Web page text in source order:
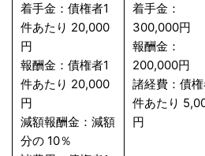
着手金：債権者1
件あたり 20,000
円
報酬金：債権者1
件あたり 20,000
円
減額報酬金：減額
分の 10％
着手金：
300,000円
報酬金：
200,000円
諸経費：債権
件あたり
円